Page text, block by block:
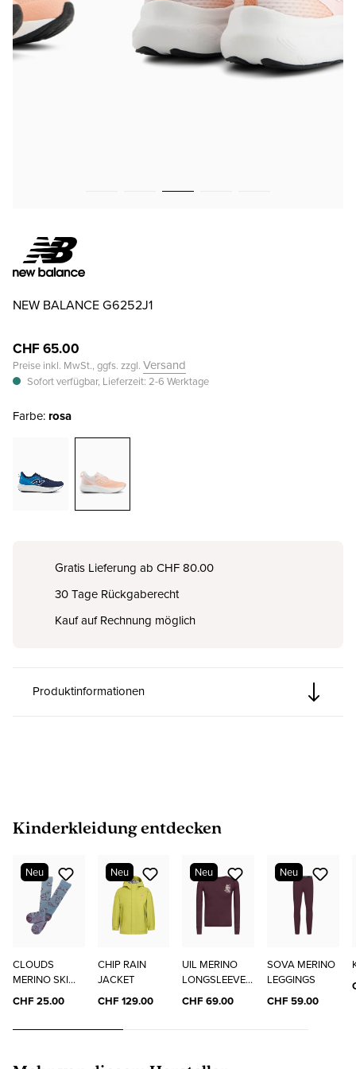
NEW BALANCE G6252J1
CHF 65.00
Preise inkl. MwSt., ggfs. zzgl. Versand
Sofort verfügbar, Lieferzeit: 2-6 Werktage
Farbe: rosa
Gratis Lieferung ab CHF 80.00
30 Tage Rückgaberecht
Kauf auf Rechnung möglich
Produktinformationen
Produktgalerie überspringen
Kinderkleidung entdecken
Neu
CLOUDS
MERINO SKI
SOCKS
CHF 25.00
Neu
CHIP RAIN
JACKET
CHF 129.00
Neu
UIL MERINO
LONGSLEEVE
"ELO"
CHF 69.00
Neu
SOVA MERINO
LEGGINGS
CHF 59.00